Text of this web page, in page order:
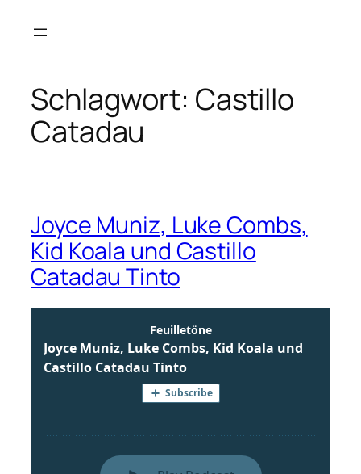
Inhalt
Schlagwort: Castillo
Catadau
Joyce Muniz, Luke Combs,
Kid Koala und Castillo
Catadau Tinto